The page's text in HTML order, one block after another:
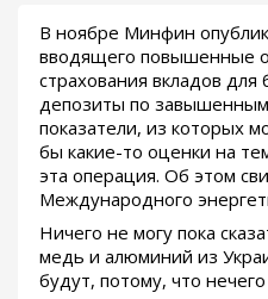
В ноябре Минфин
вводящего повышенные
страхования вкладов
депозиты по
показатели, из которых
бы какие-то оценки на
эта операция. Об этом
Международного
Ничего не могу пока
медь и алюминий из
будут, потому, что